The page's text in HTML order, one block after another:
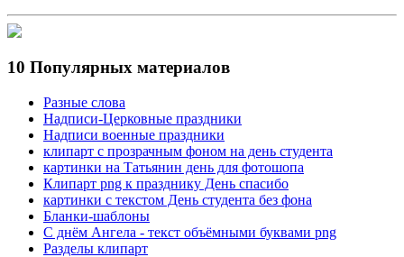
10 Популярных материалов
Разные слова
Надписи-Церковные праздники
Надписи военные праздники
клипарт с прозрачным фоном на день студента
картинки на Татьянин день для фотошопа
Клипарт png к празднику День спасибо
картинки с текстом День студента без фона
Бланки-шаблоны
С днём Ангела - текст объёмными буквами png
Разделы клипарт